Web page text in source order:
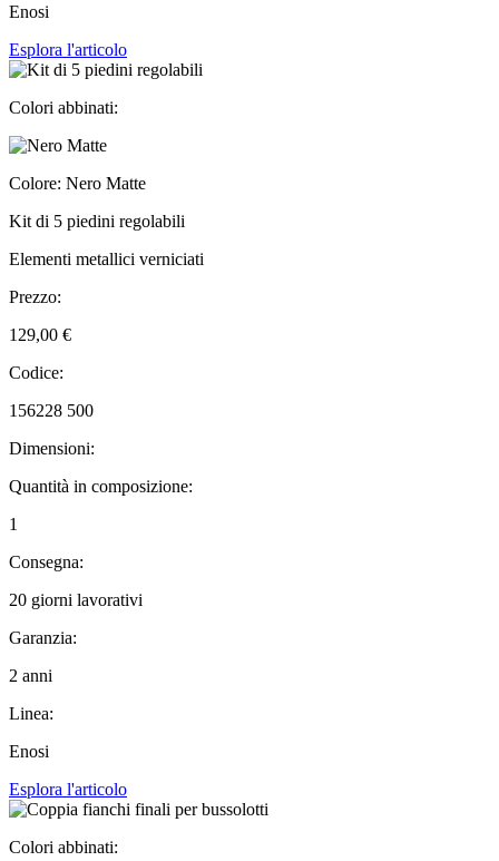
Enosi
Esplora l'articolo
Colori abbinati:
Colore: Nero Matte
Kit di 5 piedini regolabili
Elementi metallici verniciati
Prezzo:
129,00 €
Codice:
156228 500
Dimensioni:
Quantità in composizione:
1
Consegna:
20 giorni lavorativi
Garanzia:
2 anni
Linea:
Enosi
Esplora l'articolo
Colori abbinati: